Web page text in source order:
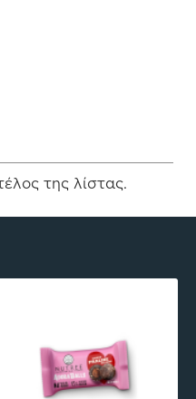
της λίστας.